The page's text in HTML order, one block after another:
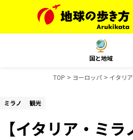
国と地域
TOP ヨーロッパ イタリア
ミラノ 観光
【イタリア・ミ